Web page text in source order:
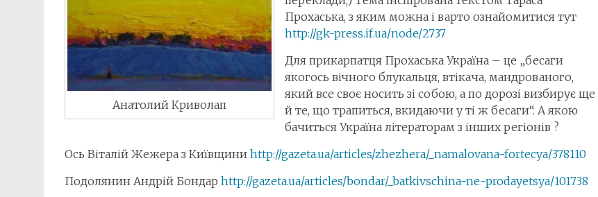
Анатолий Криволап
Прохаська, з яким можна і варто ознайомитися тут
http://gk-press.if.ua/node/2737
Для прикарпатця Прохаська Україна – це „бесаги
якогось вічного блукальця, втікача, мандрованого,
який все своє носить зі собою, а по дорозі визбирує ще
й те, що трапиться, вкидаючи у ті ж бесаги“. А якою
бачиться Україна літераторам з інших регіонів ?
Ось Віталій Жежера з Київщини http://gazeta.ua/articles/zhezhera/_namalovana-fortecya/378110
Подолянин Андрій Бондар http://gazeta.ua/articles/bondar/_batkivschina-ne-prodayetsya/101738